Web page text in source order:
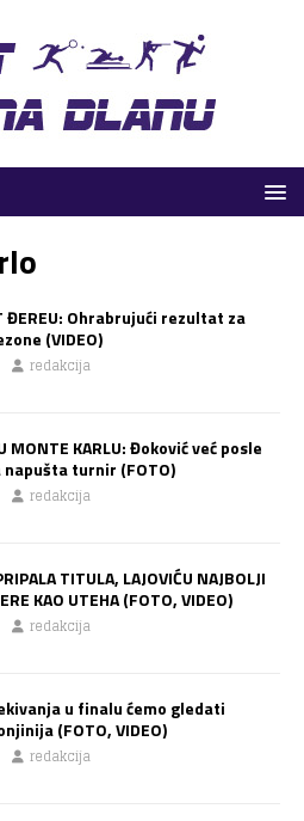
ĐEREU: Ohrabrujući rezultat za
(VIDEO)
redakcija
MONTE KARLU: Đoković već posle
napušta turnir (FOTO)
redakcija
TITULA, LAJOVIĆU NAJBOLJI
KAO UTEHA (FOTO, VIDEO)
redakcija
u finalu ćemo gledati
(FOTO, VIDEO)
redakcija